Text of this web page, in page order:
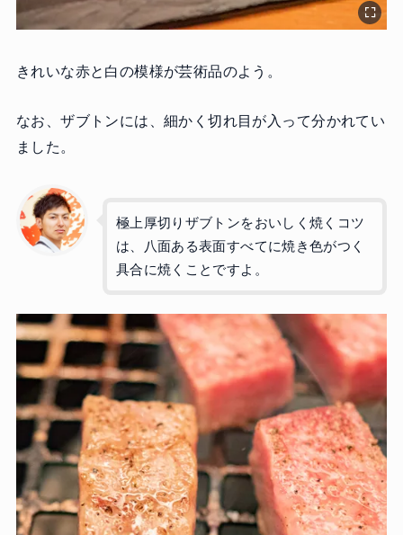
きれいな赤と白の模様が芸術品のよう。
なお、ザブトンには、細かく切れ目が入って分かれてい
ました。
極上厚切りザブトンをおいしく焼くコツ
は、八面ある表面すべてに焼き色がつく
具合に焼くことですよ。